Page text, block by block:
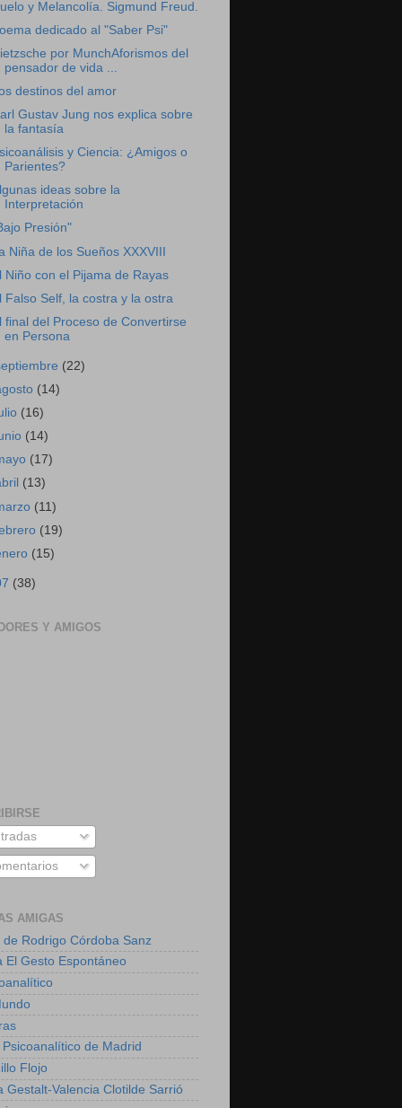
y Melancolía. Sigmund Freud.
dedicado al "Saber Psi"
por MunchAforismos del
pensador de vida ...
destinos del amor
Gustav Jung nos explica sobre
la fantasía
y Ciencia: ¿Amigos o
Parientes?
ideas sobre la
Interpretación
Presión"
Niña de los Sueños XXXVIII
Niño con el Pijama de Rayas
Falso Self, la costra y la ostra
final del Proceso de Convertirse
en Persona
(22)
(14)
(16)
(14)
(17)
(13)
(11)
(19)
(15)
(38)
Y AMIGOS
AMIGAS
de Rodrigo Córdoba Sanz
El Gesto Espontáneo
de Madrid
Flojo
Gestalt-Valencia Clotilde Sarrió